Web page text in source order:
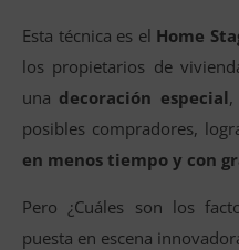
Esta técnica es el Home
los propietarios de
una decoración especial,
posibles compradores,
en menos tiempo y con
Pero ¿Cuáles son los
puesta en escena